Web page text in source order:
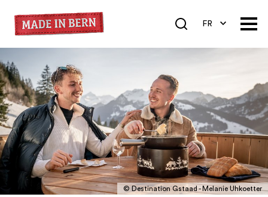
FR
© Destination Gstaad - Melanie Uhkoetter